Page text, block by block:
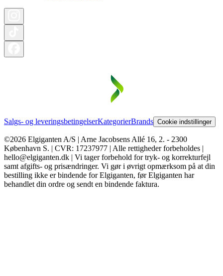
Salgs- og leveringsbetingelserKategorierBrands Cookie indstillinger
©2026 Elgiganten A/S | Arne Jacobsens Allé 16, 2. - 2300
København S. | CVR: 17237977 | Alle rettigheder forbeholdes |
hello@elgiganten.dk | Vi tager forbehold for tryk- og korrekturfejl
samt afgifts- og prisændringer. Vi gør i øvrigt opmærksom på at din
bestilling ikke er bindende for Elgiganten, før Elgiganten har
behandlet din ordre og sendt en bindende faktura.